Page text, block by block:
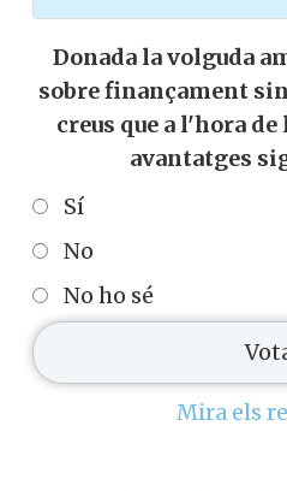
Donada la volguda
sobre finançament
creus que a l'hora
avantatges
Sí
No
No ho sé
Mira els